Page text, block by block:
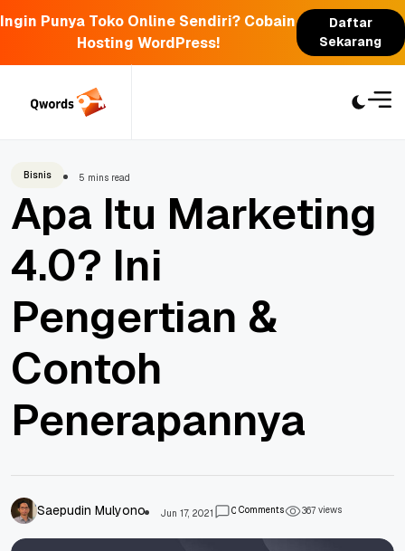
Ingin Punya Toko Online Sendiri? Cobain
Hosting WordPress!
Daftar
Sekarang
Bisnis 5 mins read
Apa Itu Marketing
4.0? Ini
Pengertian &
Contoh
Penerapannya
Saepudin Mulyono Jun 17, 2021 0Comments 367views